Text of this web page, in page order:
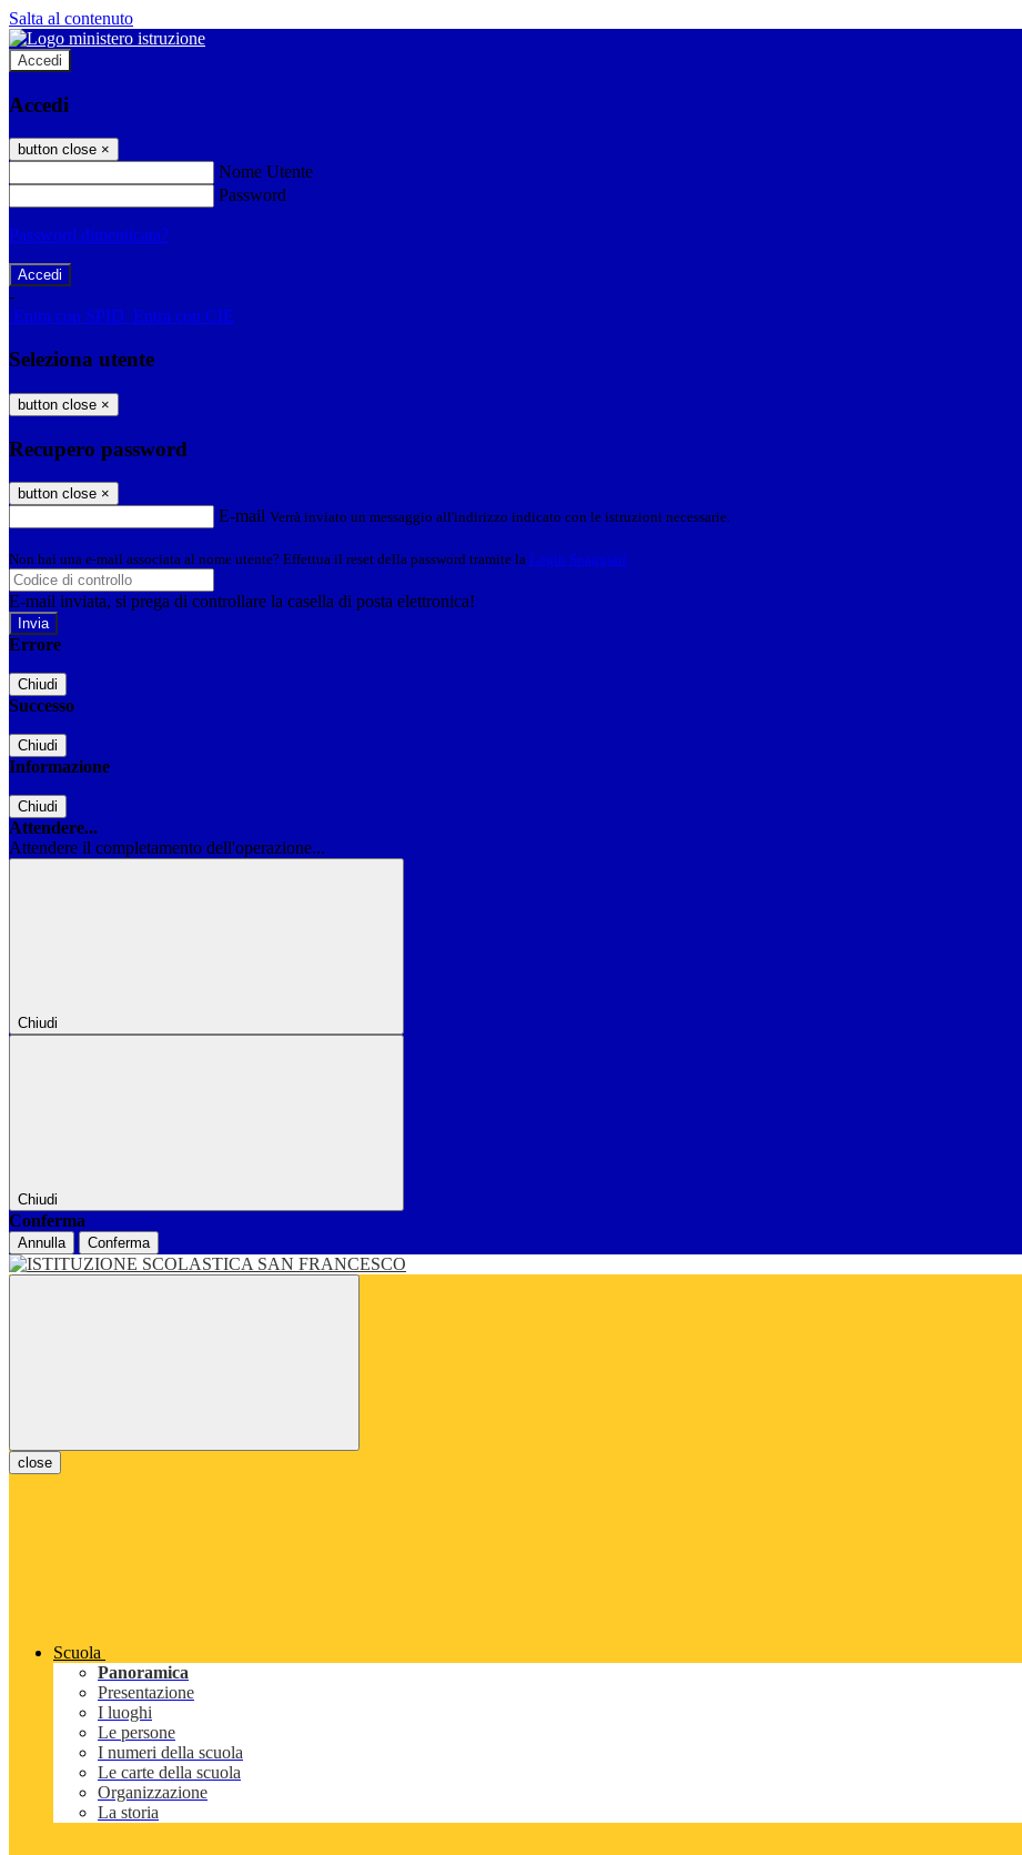
Salta al contenuto
Accedi
Accedi
button close ×
Nome Utente
Password
Password dimenticata?
-
Entra con SPID Entra con CIE
Seleziona utente
button close ×
Recupero password
button close ×
E-mail Verrà inviato un messaggio all'indirizzo indicato con le istruzioni necessarie.
Non hai una e-mail associata al nome utente? Effettua il reset della password tramite la Login Spaggiari
E-mail inviata, si prega di controllare la casella di posta elettronica!
Errore
Chiudi
Successo
Chiudi
Informazione
Chiudi
Attendere...
Attendere il completamento dell'operazione...
Chiudi
Chiudi
Conferma
Annulla Conferma
close
Scuola
Panoramica
Presentazione
I luoghi
Le persone
I numeri della scuola
Le carte della scuola
Organizzazione
La storia